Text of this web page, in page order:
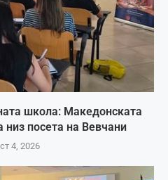
школа: Македонската
низ посета на Вевчани
4, 2026